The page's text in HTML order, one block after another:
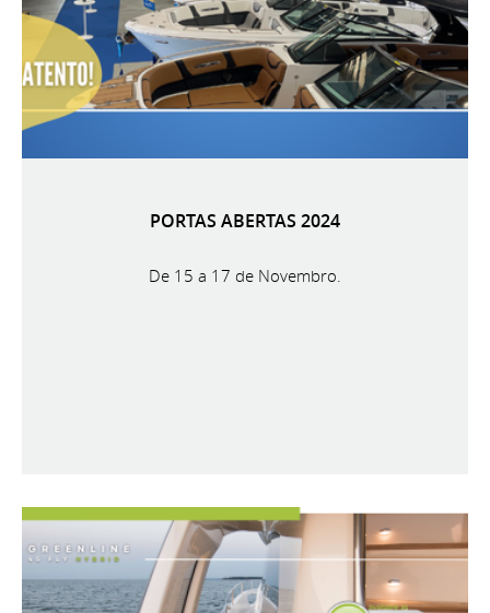
PORTAS ABERTAS 2024
De 15 a 17 de Novembro.